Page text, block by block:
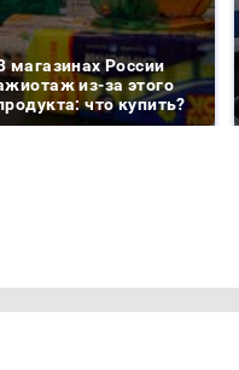
магазинах России
из-за этого
что купить?